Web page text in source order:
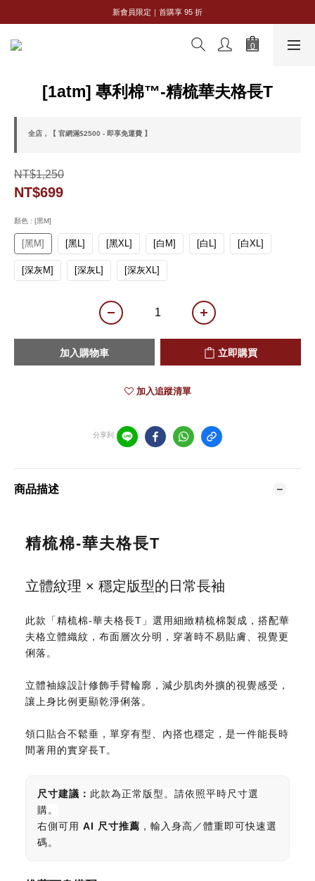
8/8 父親節限定｜全館 2 件 95 折・3 件 88 折
新會員限定｜首購享 95 折
[1atm] 專利棉™-精梳華夫格長T
全店，【 官網滿$2500 - 即享免運費 】
NT$1,250
NT$699
顏色 : [黑M]
[黑M] [黑L] [黑XL] [白M] [白L] [白XL]
[深灰M] [深灰L] [深灰XL]
加入購物車 立即購買
加入追蹤清單
分享到
商品描述
精梳棉-華夫格長T
立體紋理 × 穩定版型的日常長袖
此款「精梳棉-華夫格長T」選用細緻精梳棉製成，搭配華
夫格立體織紋，布面層次分明，穿著時不易貼膚、視覺更
俐落。
立體袖線設計修飾手臂輪廓，減少肌肉外擴的視覺感受，
讓上身比例更顯乾淨俐落。
領口貼合不鬆垂，單穿有型、內搭也穩定，是一件能長時
間著用的實穿長T。
尺寸建議： 此款為正常版型。請依照平時尺寸選
購。
右側可用 AI 尺寸推薦 ，輸入身高／體重即可快速選
碼。